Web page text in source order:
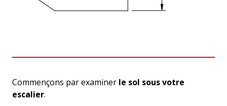
Commençons par examiner le sol sous votre
escalier.